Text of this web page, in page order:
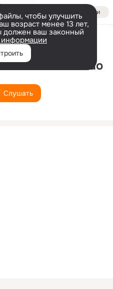
Войти
чтобы улучшить
возраст менее 13 лет,
должен ваш законный
Bedendo
Слушать